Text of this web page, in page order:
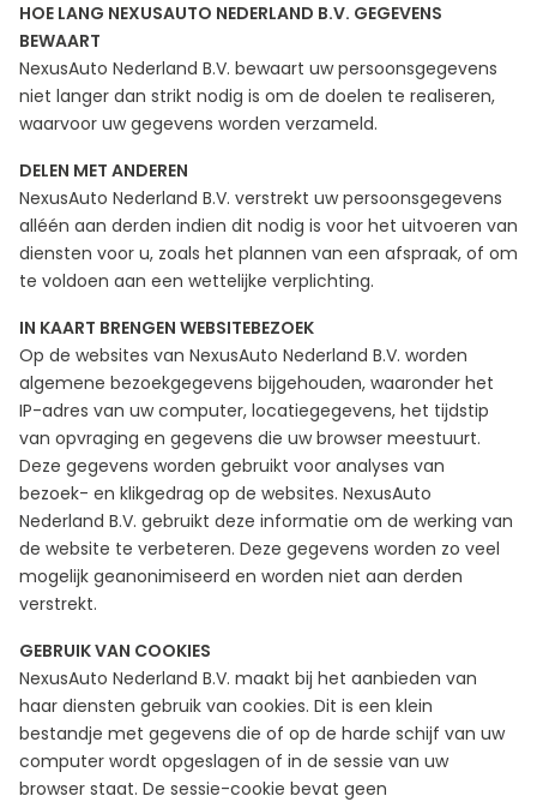
HOE LANG NEXUSAUTO NEDERLAND B.V. GEGEVENS
BEWAART
NexusAuto Nederland B.V. bewaart uw persoonsgegevens
niet langer dan strikt nodig is om de doelen te realiseren,
waarvoor uw gegevens worden verzameld.
DELEN MET ANDEREN
NexusAuto Nederland B.V. verstrekt uw persoonsgegevens
alléén aan derden indien dit nodig is voor het uitvoeren van
diensten voor u, zoals het plannen van een afspraak, of om
te voldoen aan een wettelijke verplichting.
IN KAART BRENGEN WEBSITEBEZOEK
Op de websites van NexusAuto Nederland B.V. worden
algemene bezoekgegevens bijgehouden, waaronder het
IP-adres van uw computer, locatiegegevens, het tijdstip
van opvraging en gegevens die uw browser meestuurt.
Deze gegevens worden gebruikt voor analyses van
bezoek- en klikgedrag op de websites. NexusAuto
Nederland B.V. gebruikt deze informatie om de werking van
de website te verbeteren. Deze gegevens worden zo veel
mogelijk geanonimiseerd en worden niet aan derden
verstrekt.
GEBRUIK VAN COOKIES
NexusAuto Nederland B.V. maakt bij het aanbieden van
haar diensten gebruik van cookies. Dit is een klein
bestandje met gegevens die of op de harde schijf van uw
computer wordt opgeslagen of in de sessie van uw
browser staat. De sessie-cookie bevat geen